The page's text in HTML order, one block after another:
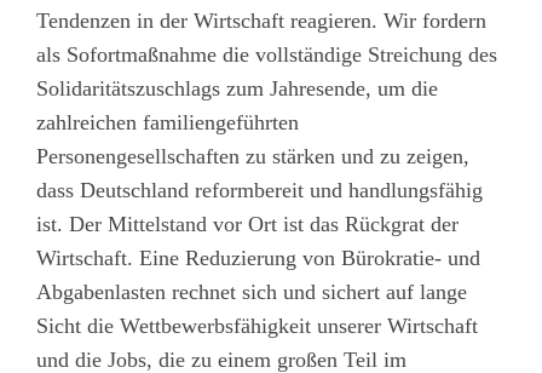
Tendenzen in der Wirtschaft reagieren. Wir fordern
als Sofortmaßnahme die vollständige Streichung des
Solidaritätszuschlags zum Jahresende, um die
zahlreichen familiengeführten
Personengesellschaften zu stärken und zu zeigen,
dass Deutschland reformbereit und handlungsfähig
ist. Der Mittelstand vor Ort ist das Rückgrat der
Wirtschaft. Eine Reduzierung von Bürokratie- und
Abgabenlasten rechnet sich und sichert auf lange
Sicht die Wettbewerbsfähigkeit unserer Wirtschaft
und die Jobs, die zu einem großen Teil im